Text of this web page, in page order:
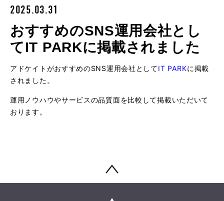
2025.03.31
おすすめのSNS運用会社とし
てIT PARKに掲載されました
アドケイトがおすすめのSNS運用会社としてIT PARKに掲載
されました。
運用ノウハウやサービスの品質面を比較して掲載いただいて
おります。